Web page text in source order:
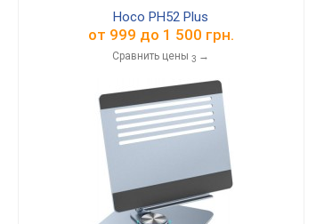
Hoco PH52 Plus
от 999 до 1 500 грн.
Сравнить цены 3 →